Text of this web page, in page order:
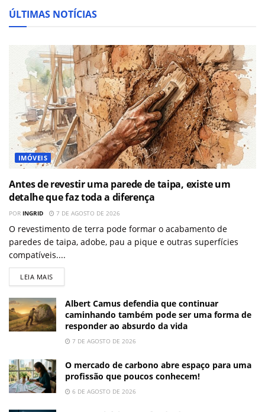
ÚLTIMAS NOTÍCIAS
IMÓVEIS
Antes de revestir uma parede de taipa, existe um
detalhe que faz toda a diferença
POR INGRID 7 DE AGOSTO DE 2026
O revestimento de terra pode formar o acabamento de
paredes de taipa, adobe, pau a pique e outras superfícies
compatíveis....
LEIA MAIS
Albert Camus defendia que continuar
caminhando também pode ser uma forma de
responder ao absurdo da vida
7 DE AGOSTO DE 2026
O mercado de carbono abre espaço para uma
profissão que poucos conhecem!
6 DE AGOSTO DE 2026